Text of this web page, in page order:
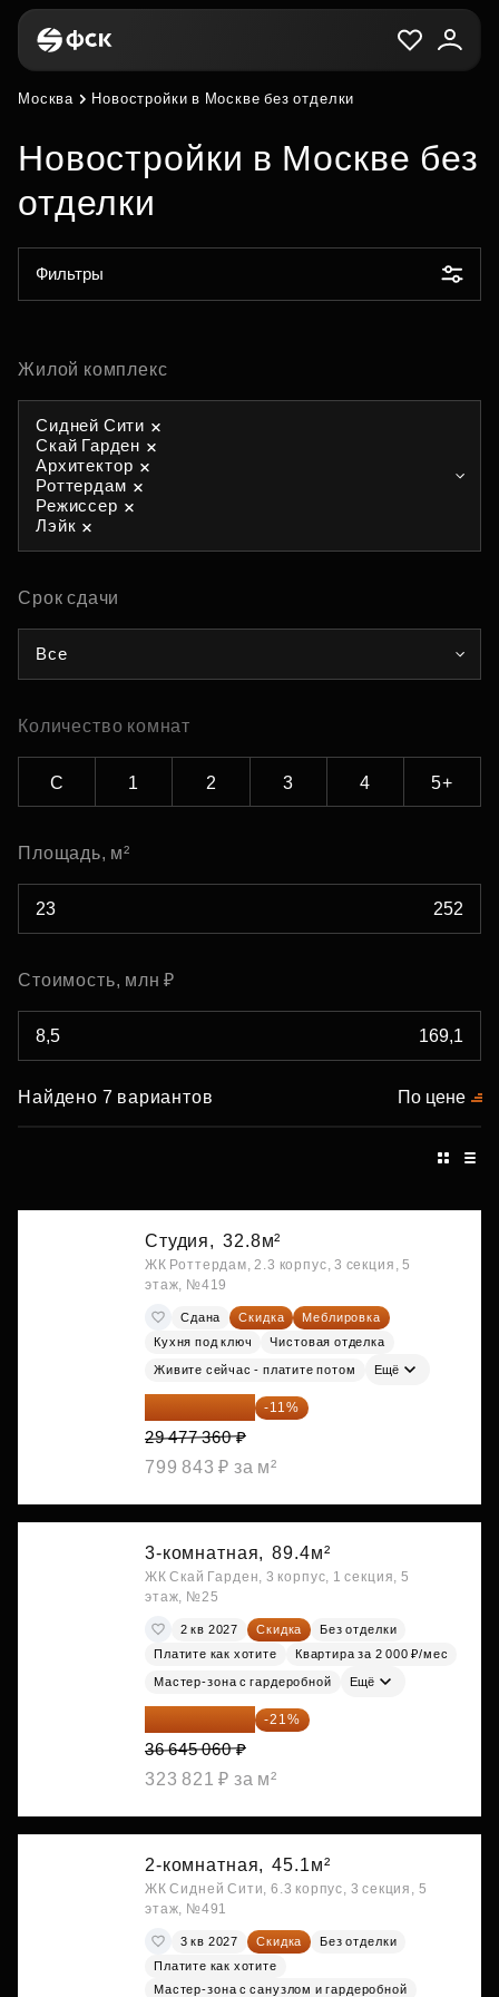
Москва Новостройки в Москве без отделки
Новостройки в Москве без
отделки
Фильтры
Жилой комплекс
Сидней Сити
Скай Гарден
Архитектор
Роттердам
Режиссер
Лэйк
Срок сдачи
Все
Количество комнат
С 1 2 3 4 5+
Площадь, м²
Стоимость, млн ₽
Найдено 7 вариантов По цене
Студия, 32.8м²
ЖК Роттердам, 2.3 корпус, 3 секция, 5
этаж, №419
Сдана Скидка
Меблировка
Кухня под ключ
Чистовая отделка
Живите сейчас - платите потом Ещё
26 234 850 ₽ -11%
29 477 360 ₽
799 843 ₽ за м²
3-комнатная, 89.4м²
ЖК Скай Гарден, 3 корпус, 1 секция, 5
этаж, №25
2 кв 2027 Скидка
Без отделки
Платите как хотите
Квартира за 2 000 ₽/мес
Мастер-зона с гардеробной Ещё
28 949 597 ₽ -21%
36 645 060 ₽
323 821 ₽ за м²
2-комнатная, 45.1м²
ЖК Сидней Сити, 6.3 корпус, 3 секция, 5
этаж, №491
3 кв 2027 Скидка
Без отделки
Платите как хотите
Мастер-зона с санузлом и гардеробной